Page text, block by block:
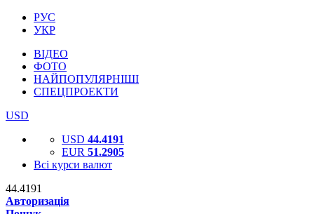
РУС
УКР
ВІДЕО
ФОТО
НАЙПОПУЛЯРНІШІ
СПЕЦПРОЕКТИ
USD
USD 44.4191
EUR 51.2905
Всі курси валют
44.4191
Авторизація